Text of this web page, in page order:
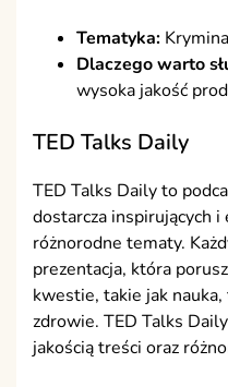
Tematyka:
Dlaczego warto
wysoka jakość
TED Talks Daily
TED Talks Daily to
dostarcza inspirujących i
różnorodne tematy.
prezentacja, która
kwestie, takie jak
zdrowie. TED Talks
jakością treści oraz